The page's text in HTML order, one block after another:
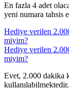
​En fazla 4 adet
yeni numara tahsis
Hediye verilen
miyim?
Hediye verilen
miyim?
​Evet, 2.000 dakika
kullanılabilmektedir.​